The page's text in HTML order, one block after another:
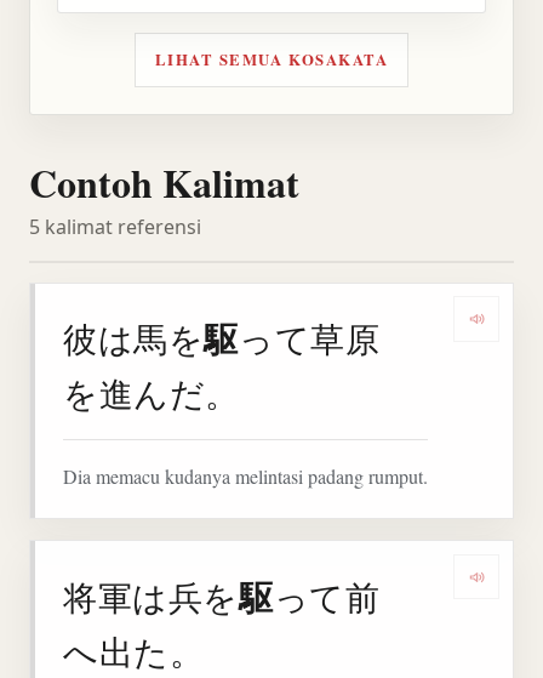
LIHAT SEMUA KOSAKATA
Contoh Kalimat
5 kalimat referensi
彼は馬を駆って草原
を進んだ。
Dia memacu kudanya melintasi padang rumput.
将軍は兵を駆って前
へ出た。